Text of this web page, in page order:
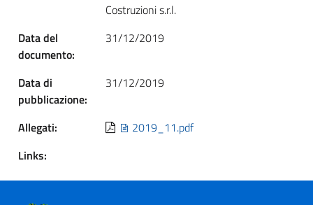
Costruzioni s.r.l.
Data del
documento:
31/12/2019
Data di
pubblicazione:
31/12/2019
Allegati:
2019_11.pdf
Links: